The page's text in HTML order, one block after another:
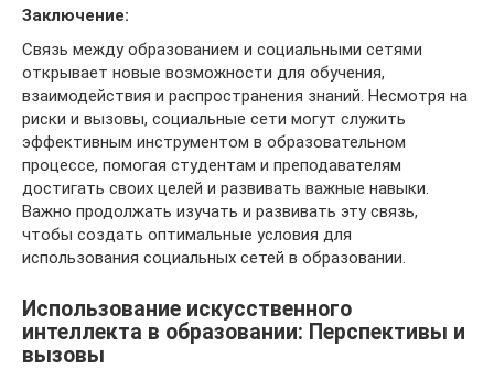
Заключение:
Связь между образованием и социальными сетями
открывает новые возможности для обучения,
взаимодействия и распространения знаний. Несмотря на
риски и вызовы, социальные сети могут служить
эффективным инструментом в образовательном
процессе, помогая студентам и преподавателям
достигать своих целей и развивать важные навыки.
Важно продолжать изучать и развивать эту связь,
чтобы создать оптимальные условия для
использования социальных сетей в образовании.
Использование искусственного
интеллекта в образовании: Перспективы и
вызовы